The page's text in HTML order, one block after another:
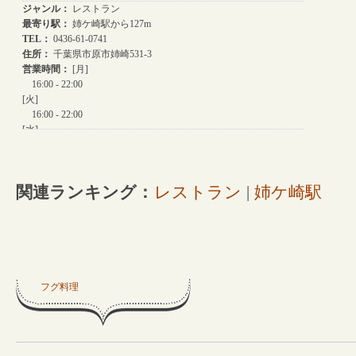
関連ランキング： レストラン | 姉ケ崎駅
フグ料理